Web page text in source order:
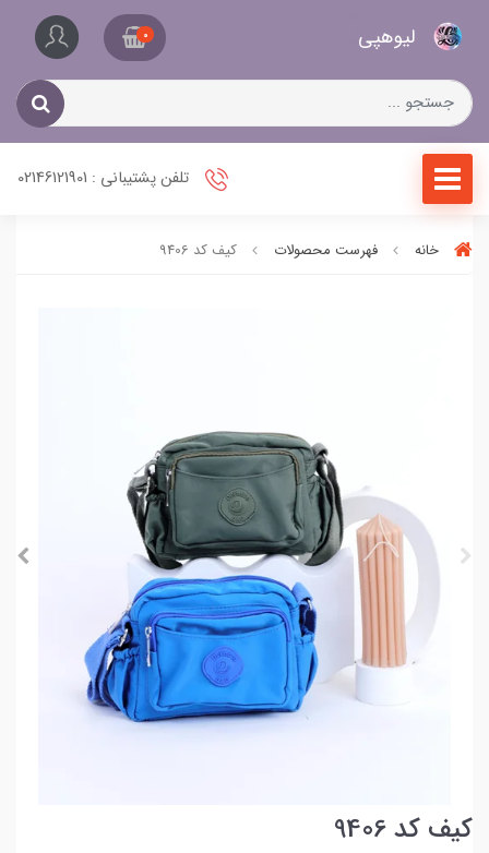
لیو‌هپی 0
تلفن پشتیبانی : 02146121901
خانه فهرست محصولات کیف کد 9406
کیف کد 9406